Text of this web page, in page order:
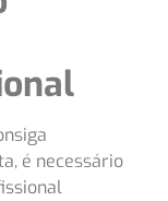
é necessário